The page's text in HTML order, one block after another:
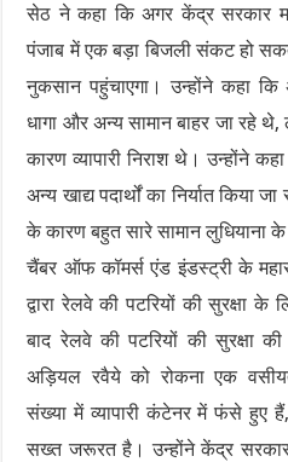
सेठ ने कहा कि अगर केंद्र सरकार
पंजाब में एक बड़ा बिजली संकट हो
नुकसान पहुंचाएगा। उन्होंने कहा
धागा और अन्य सामान बाहर जा रहे
कारण व्यापारी निराश थे। उन्होंने
अन्य खाद्य पदार्थों का निर्यात किया
के कारण बहुत सारे सामान लुधियाना
चैंबर ऑफ कॉमर्स एंड इंडस्ट्री के
द्वारा रेलवे की पटरियों की
बाद रेलवे की पटरियों की सुरक्षा
अड़ियल रवैये को रोकना एक
संख्या में व्यापारी कंटेनर में फंसे हुए
सख्त जरूरत है। उन्होंने केंद्र सरकार